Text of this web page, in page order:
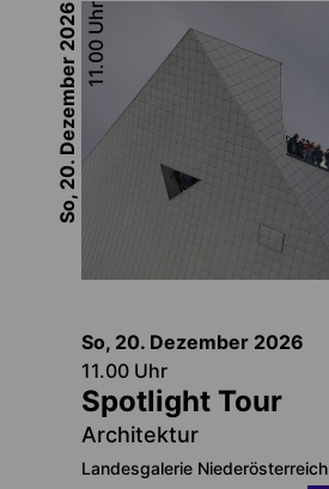
So, 20. Dezember
2026
11.00
Uhr
So, 20. Dezember 2026
11.00 Uhr
Spotlight Tour
Architektur
Landesgalerie Niederösterreich